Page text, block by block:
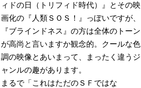
ィドの日（トリフィド時代）』とその映
画化の『人類ＳＯＳ！』っぽいですが、
『ブラインドネス』の方は全体のトーン
が高尚と言いますか観念的。クールな色
調の映像とあいまって、まったく違うジ
ャンルの趣があります。
まるで「これはただのＳＦではな